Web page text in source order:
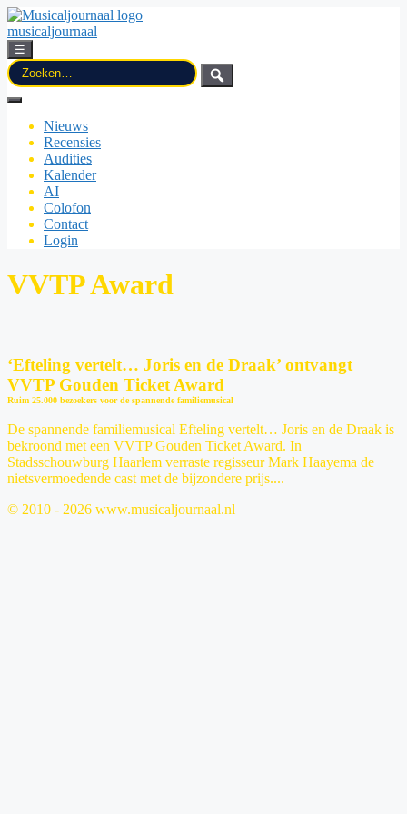
musicaljournaal
☰
Zoek
naar:
Nieuws
Recensies
Audities
Kalender
AI
Colofon
Contact
Login
VVTP Award
‘Efteling vertelt… Joris en de Draak’ ontvangt
VVTP Gouden Ticket Award
Ruim 25.000 bezoekers voor de spannende familiemusical
De spannende familiemusical Efteling vertelt… Joris en de Draak is
bekroond met een VVTP Gouden Ticket Award. In
Stadsschouwburg Haarlem verraste regisseur Mark Haayema de
nietsvermoedende cast met de bijzondere prijs....
© 2010 - 2026 www.musicaljournaal.nl